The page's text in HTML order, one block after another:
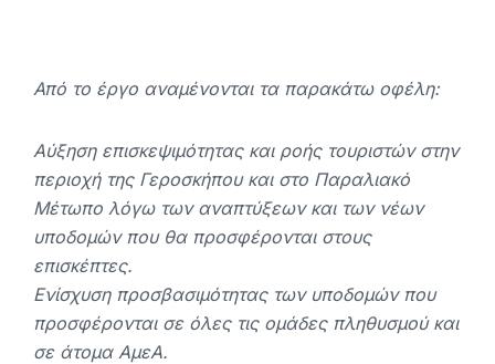
Από το έργο αναμένονται τα παρακάτω οφέλη:
Αύξηση επισκεψιμότητας και ροής τουριστών στην
περιοχή της Γεροσκήπου και στο Παραλιακό
Μέτωπο λόγω των αναπτύξεων και των νέων
υποδομών που θα προσφέρονται στους
επισκέπτες.
Ενίσχυση προσβασιμότητας των υποδομών που
προσφέρονται σε όλες τις ομάδες πληθυσμού και
σε άτομα ΑμεΑ.